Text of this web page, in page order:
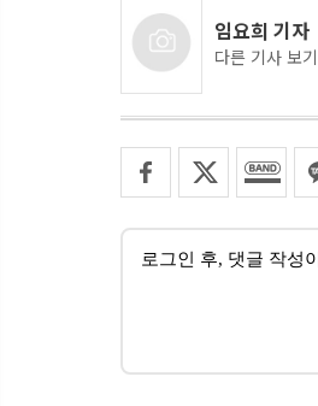
임요희 기자
다른 기사 보기